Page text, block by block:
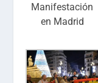
Manifestación
en Madrid